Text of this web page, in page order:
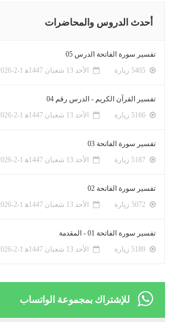
أحدث الدروس والمحاضرات
تفسير سورة الفاتحة الدرس 05
الأحد 13 شعبان 1447ﻫ 1-2-2026م
تفسير القرآن الكريم - الدرس رقم 04
الأحد 13 شعبان 1447ﻫ 1-2-2026م
تفسير سورة الفاتحة 03
الأحد 13 شعبان 1447ﻫ 1-2-2026م
تفسير سورة الفاتحة 02
الأحد 13 شعبان 1447ﻫ 1-2-2026م
تفسير سورة الفاتحة 01 - المقدمة
الأحد 13 شعبان 1447ﻫ 1-2-2026م
للإشتراك بمجموعة الواتساب